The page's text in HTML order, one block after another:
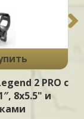
2 PRO с
8х5.5" и